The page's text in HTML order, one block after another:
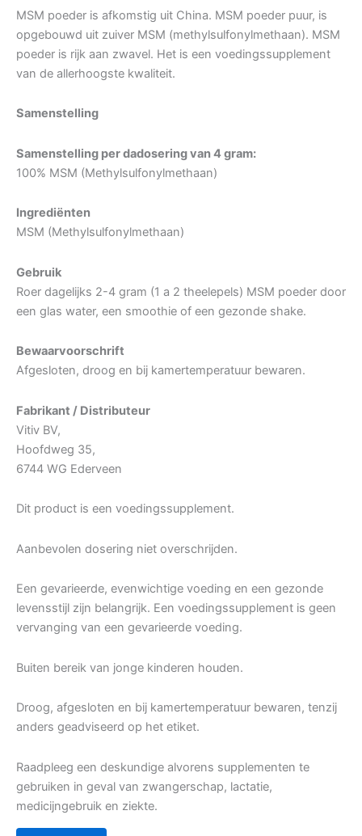
MSM poeder is afkomstig uit China. MSM poeder puur, is
opgebouwd uit zuiver MSM (methylsulfonylmethaan). MSM
poeder is rijk aan zwavel. Het is een voedingssupplement
van de allerhoogste kwaliteit.
Samenstelling
Samenstelling per dadosering van 4 gram:
100% MSM (Methylsulfonylmethaan)
Ingrediënten
MSM (Methylsulfonylmethaan)
Gebruik
Roer dagelijks 2-4 gram (1 a 2 theelepels) MSM poeder door
een glas water, een smoothie of een gezonde shake.
Bewaarvoorschrift
Afgesloten, droog en bij kamertemperatuur bewaren.
Fabrikant / Distributeur
Vitiv BV,
Hoofdweg 35,
6744 WG Ederveen
Dit product is een voedingssupplement.
Aanbevolen dosering niet overschrijden.
Een gevarieerde, evenwichtige voeding en een gezonde
levensstijl zijn belangrijk. Een voedingssupplement is geen
vervanging van een gevarieerde voeding.
Buiten bereik van jonge kinderen houden.
Droog, afgesloten en bij kamertemperatuur bewaren, tenzij
anders geadviseerd op het etiket.
Raadpleeg een deskundige alvorens supplementen te
gebruiken in geval van zwangerschap, lactatie,
medicijngebruik en ziekte.